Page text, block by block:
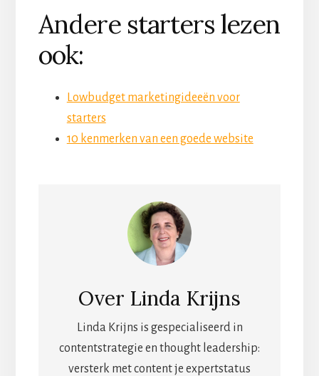
Andere starters lezen
ook:
Lowbudget marketingideeën voor
starters
10 kenmerken van een goede website
Over Linda Krijns
Linda Krijns is gespecialiseerd in
contentstrategie en thought leadership:
versterk met content je expertstatus